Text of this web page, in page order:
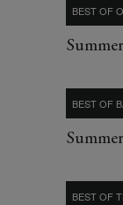
BEST OF
BEST OF
BEST OF